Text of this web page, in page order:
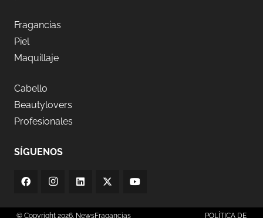
Fragancias
Piel
Maquillaje
Cabello
Beautylovers
Profesionales
SÍGUENOS
© Copyright 2026. NewsFragancias POLÍTICA DE